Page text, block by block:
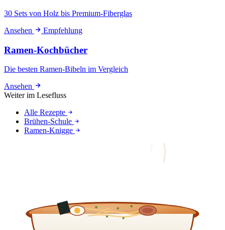
30 Sets von Holz bis Premium-Fiberglas
Ansehen
Empfehlung
Ramen-Kochbücher
Die besten Ramen-Bibeln im Vergleich
Ansehen
Weiter im Lesefluss
Alle Rezepte
Brühen-Schule
Ramen-Knigge